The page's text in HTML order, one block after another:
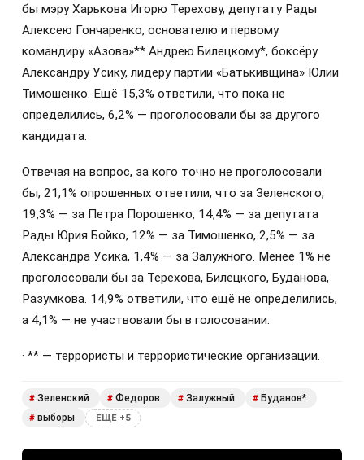
бы мэру Харькова Игорю Терехову, депутату Рады
Алексею Гончаренко, основателю и первому
командиру «Азова»** Андрею Билецкому*, боксёру
Александру Усику, лидеру партии «Батькивщина» Юлии
Тимошенко. Ещё 15,3% ответили, что пока не
определились, 6,2% — проголосовали бы за другого
кандидата.
Отвечая на вопрос, за кого точно не проголосовали
бы, 21,1% опрошенных ответили, что за Зеленского,
19,3% — за Петра Порошенко, 14,4% — за депутата
Рады Юрия Бойко, 12% — за Тимошенко, 2,5% — за
Александра Усика, 1,4% — за Залужного. Менее 1% не
проголосовали бы за Терехова, Билецкого, Буданова,
Разумкова. 14,9% ответили, что ещё не определились,
а 4,1% — не участвовали бы в голосовании.
· ** — террористы и террористические организации.
# Зеленский # Федоров # Залужный # Буданов*
# выборы ЕЩЕ +5